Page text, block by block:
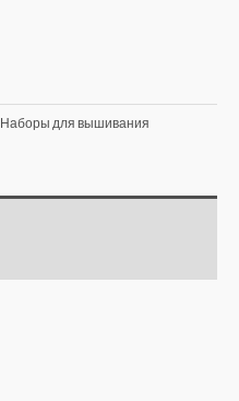
Наборы для вышивания